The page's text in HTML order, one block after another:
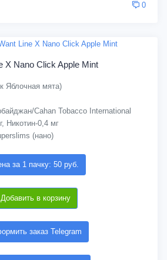
0
X Nano Click Apple Mint
Яблочная мята)
Cahan Tobacco International
Никотин-0,4 мг
(нано)
за 1 пачку: 50 руб.
Добавить в корзину
заказ Telegram